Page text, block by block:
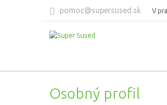
pomoc@supersused.sk V
Osobný profil